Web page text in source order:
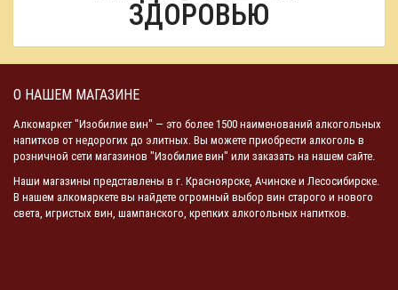
ЗДОРОВЬЮ
О НАШЕМ МАГАЗИНЕ
Алкомаркет "Изобилие вин" — это более 1500 наименований алкогольных
напитков от недорогих до элитных. Вы можете приобрести алкоголь в
розничной сети магазинов "Изобилие вин" или заказать на нашем сайте.
Наши магазины представлены в г. Красноярске, Ачинске и Лесосибирске.
В нашем алкомаркете вы найдете огромный выбор вин старого и нового
света, игристых вин, шампанского, крепких алкогольных напитков.